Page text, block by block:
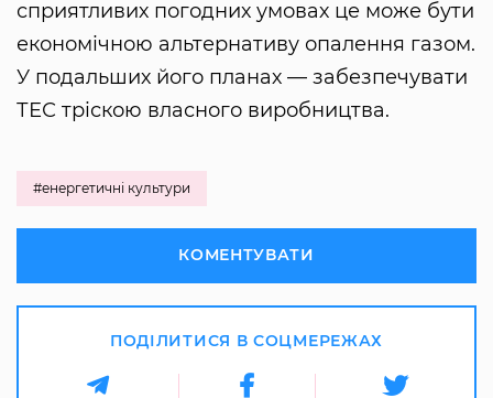
сприятливих погодних умовах це може бути
економічною альтернативу опалення газом.
У подальших його планах — забезпечувати
ТЕС тріскою власного виробництва.
#енергетичні культури
КОМЕНТУВАТИ
ПОДІЛИТИСЯ В СОЦМЕРЕЖАХ